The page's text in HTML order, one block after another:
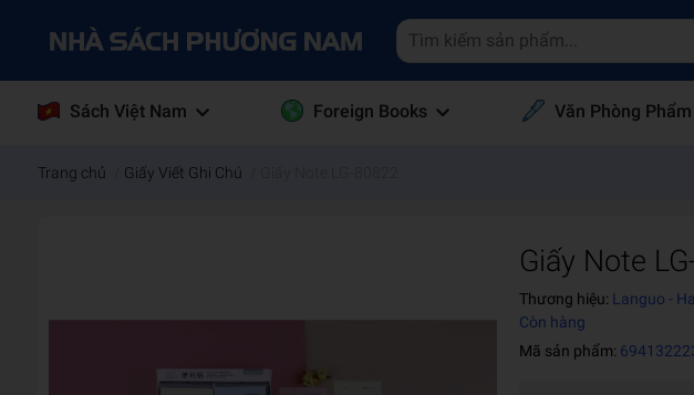
Sách Việt Nam Foreign Books Văn Phòng Phẩm
Trang chủ Giấy Viết Ghi Chú
Giấy Note
Thương hiệu: Languo -
Còn hàng
Mã sản phẩm: